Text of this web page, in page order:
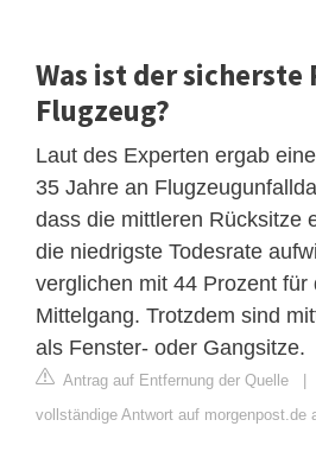
Was ist der sicherste
Flugzeug?
Laut des Experten ergab
35 Jahre an
dass die mittleren Rücksitze
die niedrigste Todesrate
verglichen mit 44 Prozent für
Mittelgang. Trotzdem sind
als Fenster- oder Gangsitze.
Antrag auf Entfernung der Quelle |
vollständige Antwort auf morgenpost.de